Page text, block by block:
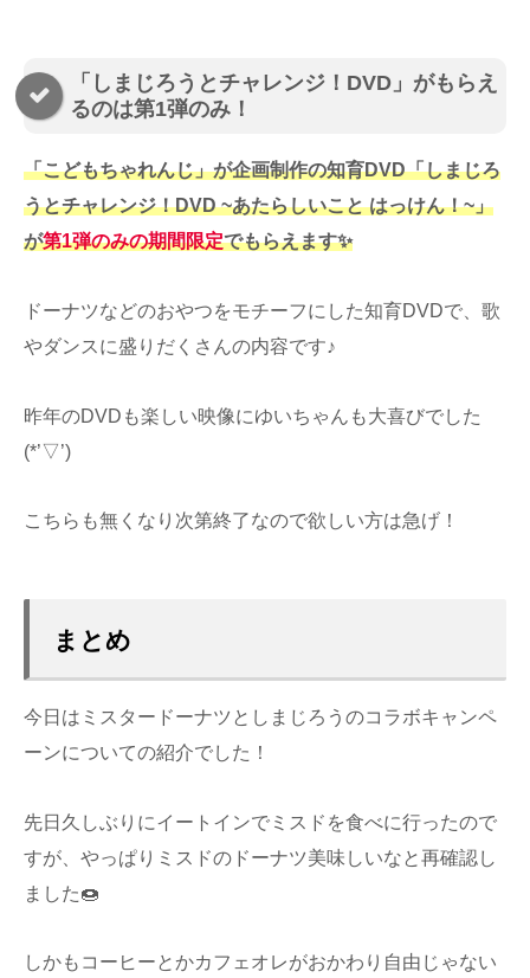
「しまじろうとチャレンジ！DVD」がもらえ
るのは第1弾のみ！
「こどもちゃれんじ」が企画制作の知育DVD「しまじろ
うとチャレンジ！DVD ~あたらしいこと はっけん！~」
が第1弾のみの期間限定でもらえます✨
ドーナツなどのおやつをモチーフにした知育DVDで、歌
やダンスに盛りだくさんの内容です♪
昨年のDVDも楽しい映像にゆいちゃんも大喜びでした
(*’▽’)
こちらも無くなり次第終了なので欲しい方は急げ！
まとめ
今日はミスタードーナツとしまじろうのコラボキャンペ
ーンについての紹介でした！
先日久しぶりにイートインでミスドを食べに行ったので
すが、やっぱりミスドのドーナツ美味しいなと再確認し
ました🍩
しかもコーヒーとかカフェオレがおかわり自由じゃない